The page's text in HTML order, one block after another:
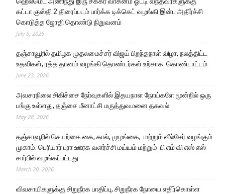
கட்டா குஸ்தி 2 திரைப்படம் பார்க்க டிக்கெட் வழங்கி இன்ப அதிர்ச்சி
கொடுத்த ஜோதி தொண்டு நிறுவனம்
July 5, 2026
தஞ்சாவூரில் தமிழக முதலமைச்சர் விஜய் பிறந்தநாள் விழா, நலத்திட்ட
உதவிகள், ரத்த தானம் வழங்கி தொண்டர்கள் உற்சாக கொண்டாட்டம்
June 23, 2026
அவசரநிலை சிகிச்சை நேர்வுகளில் இதயநாள நோய்களே மூன்றில் ஒரு
பங்கு உள்ளது, தஞ்சை மீனாட்சி மருத்துவமனை தகவல்
May 28, 2026
தஞ்சாவூரில் செயற்கை கை, கால், முழங்கை, மற்றும் வீல்சேர் வழங்கும்
முகாம். பெரியார் புரா ஊரக வளர்ச்சி மய்யம் மற்றும் பி எம் வி எஸ் எஸ்
சார்பில் வழங்கப்பட்டது
March 20, 2026
விவசாயிகளுக்கு சிறுநீரக பாதிப்பு, சிறுநீரக நோயை எதிர்கொள்ள